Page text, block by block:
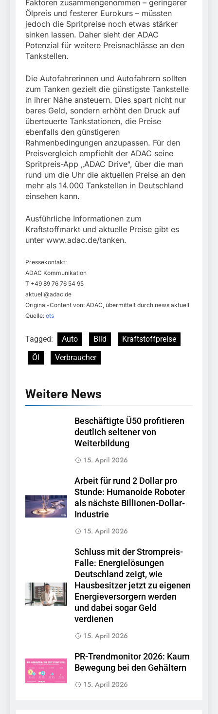
Faktoren zusammengenommen – geringerer
Ölpreis und festerer Eurokurs – müssten
jedoch die Spritpreise noch etwas stärker
sinken lassen. Daher sieht der ADAC
Potenzial für weitere Preisnachlässe an den
Tankstellen.
Die Autofahrerinnen und Autofahrern sollten
zum Tanken gezielt die günstigste Tankstelle
in ihrer Nähe ansteuern. Dies spart nicht nur
bares Geld, sondern erhöht den Druck auf
überteuerte Tankstationen, die Preise
ebenfalls den günstigeren
Rahmenbedingungen anzupassen. Für den
Preisvergleich empfiehlt der ADAC seine
Spritpreis-App „ADAC Drive“, über die man
rund um die Uhr die aktuellen Preise an den
mehr als 14.000 Tankstellen in Deutschland
einsehen kann.
Ausführliche Informationen zum
Kraftstoffmarkt und aktuelle Preise gibt es
unter www.adac.de/tanken.
Pressekontakt:
ADAC Kommunikation
T +49 89 76 76 54 95
aktuell@adac.de
Original-Content von: ADAC, übermittelt durch news aktuell
Quelle: ots
Tagged: Auto Bild
Kraftstoffpreise
Öl
Verbraucher
Weitere News
Beschäftigte Ü50 profitieren
deutlich seltener von
Weiterbildung
15. April 2026
Arbeit für rund 2 Dollar pro
Stunde: Humanoide Roboter
als nächste Billionen-Dollar-
Industrie
15. April 2026
Schluss mit der Strompreis-
Falle: Energielösungen
Deutschland zeigt, wie
Hausbesitzer jetzt zu eigenen
Energieversorgern werden
und dabei sogar Geld
verdienen
15. April 2026
PR-Trendmonitor 2026: Kaum
Bewegung bei den Gehältern
15. April 2026